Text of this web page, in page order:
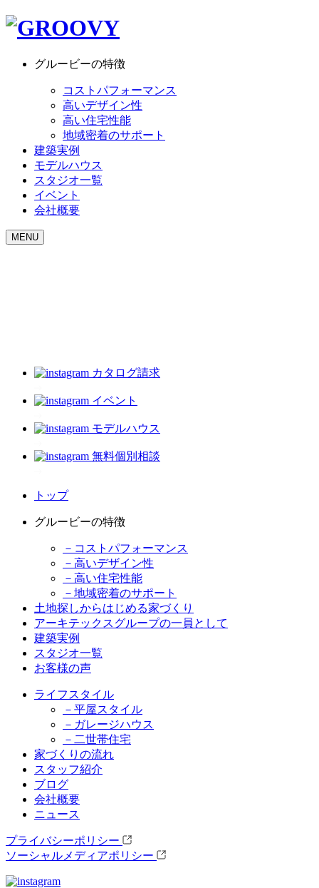
グルービーの特徴
コストパフォーマンス
高いデザイン性
高い住宅性能
地域密着のサポート
建築実例
モデルハウス
スタジオ一覧
イベント
会社概要
MENU
カタログ請求
イベント
モデルハウス
無料個別相談
トップ
グルービーの特徴
－コストパフォーマンス
－高いデザイン性
－高い住宅性能
－地域密着のサポート
土地探しからはじめる家づくり
アーキテックスグループの一員として
建築実例
スタジオ一覧
お客様の声
ライフスタイル
－平屋スタイル
－ガレージハウス
－二世帯住宅
家づくりの流れ
スタッフ紹介
ブログ
会社概要
ニュース
プライバシーポリシー
ソーシャルメディアポリシー